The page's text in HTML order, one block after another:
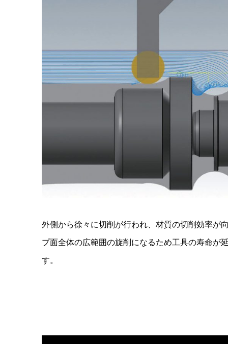
外側から徐々に切削が行われ、材質の切削効率が
プ面全体の広範囲の旋削になるため工具の寿命が
す。